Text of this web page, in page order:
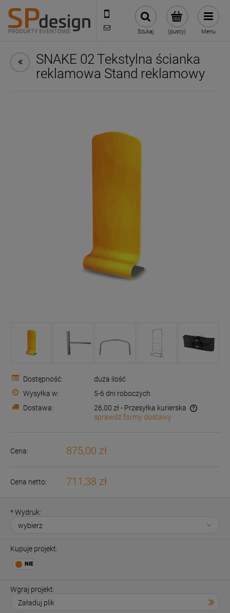
221002030
sklep@reklamydrukarnia.pl
(pusty)
Szukaj Menu
SNAKE 02 Tekstylna ścianka
reklamowa Stand reklamowy
Dostępność:
duża ilość
Wysyłka w:
5-6 dni roboczych
Dostawa:
26,00 zł- Przesyłka kurierska
Cena nie zawiera ewentualnych kosztów płatności
sprawdź formy dostawy
Cena: 875,00 zł
Cena netto: 711,38 zł
*Wydruk:
Kupuje projekt:
Wgraj projekt: